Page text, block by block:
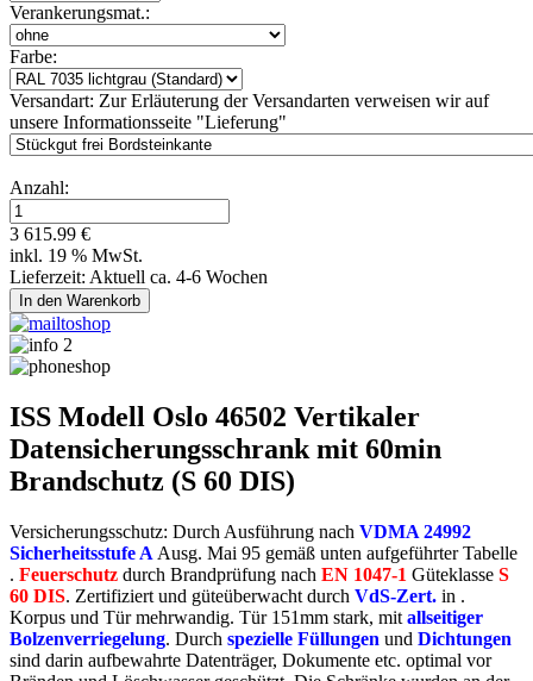
Verankerungsmat.:
Farbe:
Versandart: Zur Erläuterung der Versandarten verweisen wir auf
unsere Informationsseite "Lieferung"
Anzahl:
3 615.99 €
inkl. 19 % MwSt.
Lieferzeit: Aktuell ca. 4-6 Wochen
ISS Modell Oslo 46502 Vertikaler
Datensicherungsschrank mit 60min
Brandschutz (S 60 DIS)
Versicherungsschutz: Durch Ausführung nach VDMA 24992
Sicherheitsstufe A Ausg. Mai 95 gemäß unten aufgeführter Tabelle
. Feuerschutz durch Brandprüfung nach EN 1047-1 Güteklasse S
60 DIS. Zertifiziert und güteüberwacht durch VdS-Zert. in .
Korpus und Tür mehrwandig. Tür 151mm stark, mit allseitiger
Bolzenverriegelung. Durch spezielle Füllungen und Dichtungen
sind darin aufbewahrte Datenträger, Dokumente etc. optimal vor